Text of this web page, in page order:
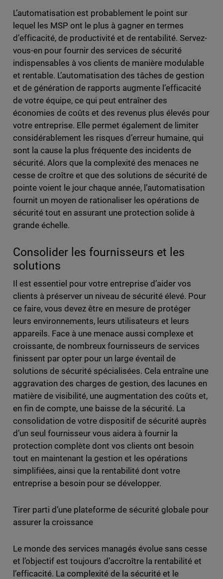
L’automatisation est probablement le point sur
lequel les MSP ont le plus à gagner en termes
d’efficacité, de productivité et de rentabilité. Servez-
vous-en pour fournir des services de sécurité
indispensables à vos clients de manière modulable
et rentable. L’automatisation des tâches de gestion
et de génération de rapports augmente l’efficacité
de votre équipe, ce qui peut entraîner des
économies de coûts et des revenus plus élevés pour
votre entreprise. Elle permet également de limiter
considérablement les risques d’erreur humaine, qui
sont la cause la plus fréquente des incidents de
sécurité. Alors que la complexité des menaces ne
cesse de croître et que des solutions de sécurité de
pointe voient le jour chaque année, l’automatisation
fournit un moyen de rationaliser les opérations de
sécurité tout en assurant une protection solide à
grande échelle.
Consolider les fournisseurs et les
solutions
Il est essentiel pour votre entreprise d’aider vos
clients à préserver un niveau de sécurité élevé. Pour
ce faire, vous devez être en mesure de protéger
leurs environnements, leurs utilisateurs et leurs
appareils. Face à une menace aussi complexe et
croissante, de nombreux fournisseurs de services
finissent par opter pour un large éventail de
solutions de sécurité spécialisées. Cela entraîne une
aggravation des charges de gestion, des lacunes en
matière de visibilité, une augmentation des coûts et,
en fin de compte, une baisse de la sécurité. La
consolidation de votre dispositif de sécurité auprès
d’un seul fournisseur vous aidera à fournir la
protection complète dont vos clients ont besoin
tout en maintenant la gestion et les opérations
simplifiées, ainsi que la rentabilité dont votre
entreprise a besoin pour se développer.
Tirer parti d’une plateforme de sécurité globale pour
assurer la croissance
Le monde des services managés évolue sans cesse
et l’objectif est toujours d’accroître la rentabilité et
l’efficacité. La complexité de la sécurité et le